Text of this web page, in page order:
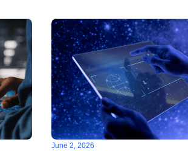
June 2, 2026